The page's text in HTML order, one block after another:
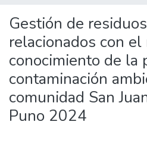
Gestión de
relacionados con
conocimiento de la
contaminación
comunidad San
Puno 2024